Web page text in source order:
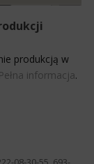
produkcją w
Pełna informacja.